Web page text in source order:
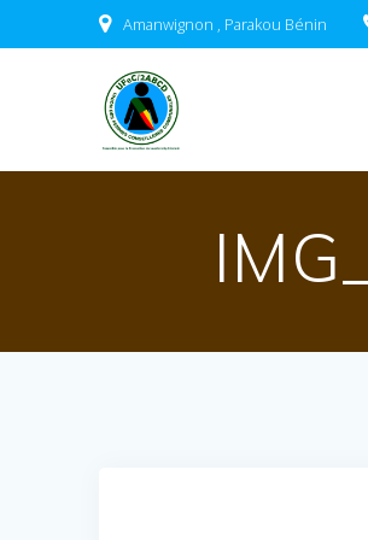
au
Amanwignon , Parakou Bénin